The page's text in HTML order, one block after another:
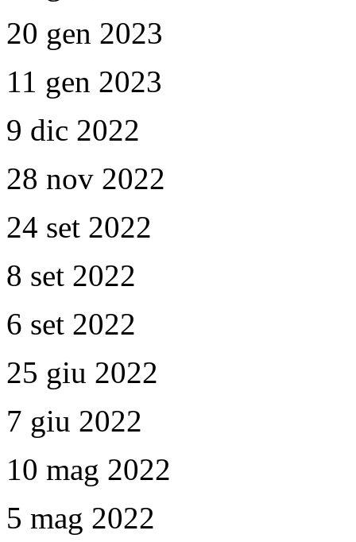
20 gen 2023
11 gen 2023
9 dic 2022
28 nov 2022
24 set 2022
8 set 2022
6 set 2022
25 giu 2022
7 giu 2022
10 mag 2022
5 mag 2022